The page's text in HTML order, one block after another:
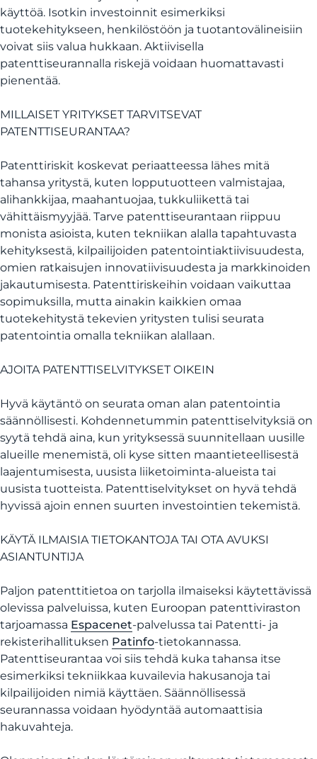
käyttöä. Isotkin investoinnit esimerkiksi
tuotekehitykseen, henkilöstöön ja tuotantovälineisiin
voivat siis valua hukkaan. Aktiivisella
patenttiseurannalla riskejä voidaan huomattavasti
pienentää.
MILLAISET YRITYKSET TARVITSEVAT
PATENTTISEURANTAA?
Patenttiriskit koskevat periaatteessa lähes mitä
tahansa yritystä, kuten lopputuotteen valmistajaa,
alihankkijaa, maahantuojaa, tukkuliikettä tai
vähittäismyyjää. Tarve patenttiseurantaan riippuu
monista asioista, kuten tekniikan alalla tapahtuvasta
kehityksestä, kilpailijoiden patentointiaktiivisuudesta,
omien ratkaisujen innovatiivisuudesta ja markkinoiden
jakautumisesta. Patenttiriskeihin voidaan vaikuttaa
sopimuksilla, mutta ainakin kaikkien omaa
tuotekehitystä tekevien yritysten tulisi seurata
patentointia omalla tekniikan alallaan.
AJOITA PATENTTISELVITYKSET OIKEIN
Hyvä käytäntö on seurata oman alan patentointia
säännöllisesti. Kohdennetummin patenttiselvityksiä on
syytä tehdä aina, kun yrityksessä suunnitellaan uusille
alueille menemistä, oli kyse sitten maantieteellisestä
laajentumisesta, uusista liiketoiminta-alueista tai
uusista tuotteista. Patenttiselvitykset on hyvä tehdä
hyvissä ajoin ennen suurten investointien tekemistä.
KÄYTÄ ILMAISIA TIETOKANTOJA TAI OTA AVUKSI
ASIANTUNTIJA
Paljon patenttitietoa on tarjolla ilmaiseksi käytettävissä
olevissa palveluissa, kuten Euroopan patenttiviraston
tarjoamassa Espacenet-palvelussa tai Patentti- ja
rekisterihallituksen Patinfo-tietokannassa.
Patenttiseurantaa voi siis tehdä kuka tahansa itse
esimerkiksi tekniikkaa kuvailevia hakusanoja tai
kilpailijoiden nimiä käyttäen. Säännöllisessä
seurannassa voidaan hyödyntää automaattisia
hakuvahteja.